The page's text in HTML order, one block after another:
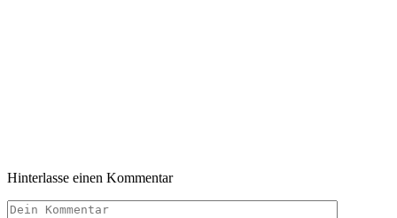
Hinterlasse einen Kommentar